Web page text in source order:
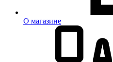
О магазине